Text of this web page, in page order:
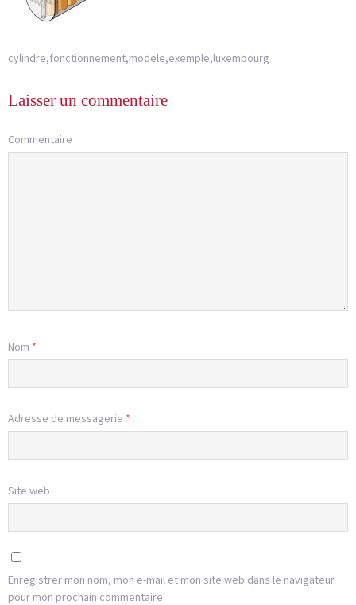
cylindre,fonctionnement,modele,exemple,luxembourg
Laisser un commentaire
Commentaire
Nom *
Adresse de messagerie *
Site web
Enregistrer mon nom, mon e-mail et mon site web dans le navigateur
pour mon prochain commentaire.